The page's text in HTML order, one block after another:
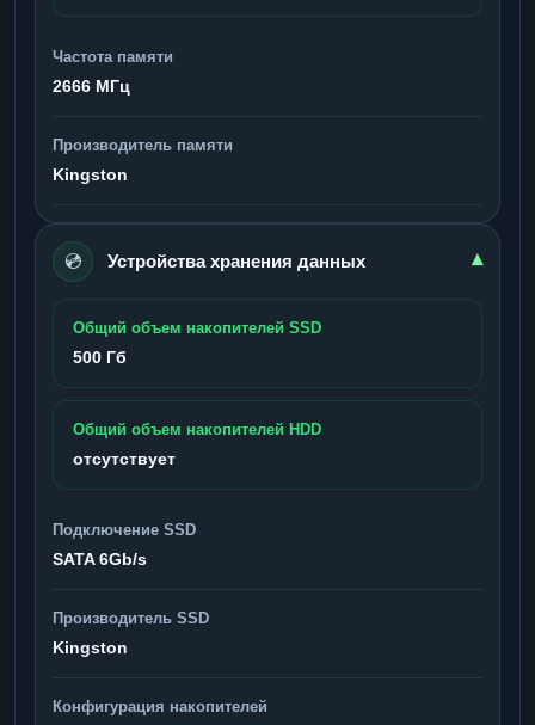
Частота памяти
2666 МГц
Производитель памяти
Kingston
💿 Устройства хранения данных ▾
Общий объем накопителей SSD
500 Гб
Общий объем накопителей HDD
отсутствует
Подключение SSD
SATA 6Gb/s
Производитель SSD
Kingston
Конфигурация накопителей